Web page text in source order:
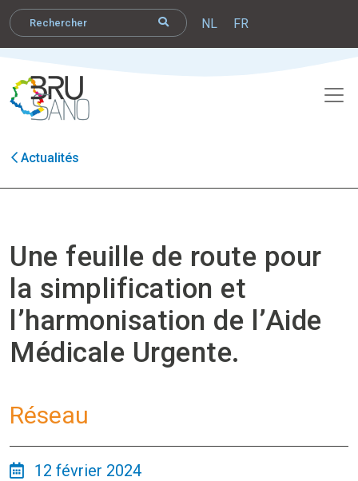
NL FR
Actualités
Une feuille de route pour
la simplification et
l’harmonisation de l’Aide
Médicale Urgente.
Réseau
12 février 2024